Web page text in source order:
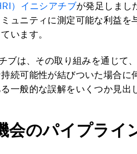
）イニシアチブが発足しまし
ュニティに測定可能な利益を
います。
ブは、その取り組みを通じて
持続可能性が結びついた場合
一般的な誤解をいくつか見出
会のパイプライ